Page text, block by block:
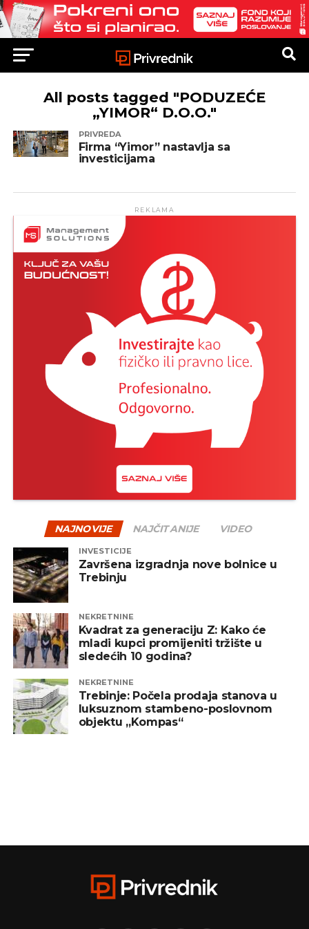
All posts tagged "PODUZEĆE
„YIMOR“ D.O.O."
PRIVREDA
Firma “Yimor” nastavlja sa
investicijama
REKLAMA
NAJNOVIJE NAJČITANIJE VIDEO
INVESTICIJE
Završena izgradnja nove bolnice u
Trebinju
NEKRETNINE
Kvadrat za generaciju Z: Kako će
mladi kupci promijeniti tržište u
sledećih 10 godina?
NEKRETNINE
Trebinje: Počela prodaja stanova u
luksuznom stambeno-poslovnom
objektu „Kompas“